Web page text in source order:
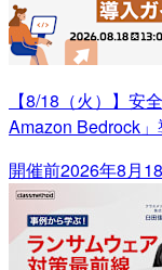
【8/18（火）】安
Amazon Bedrock
開催前2026年8月